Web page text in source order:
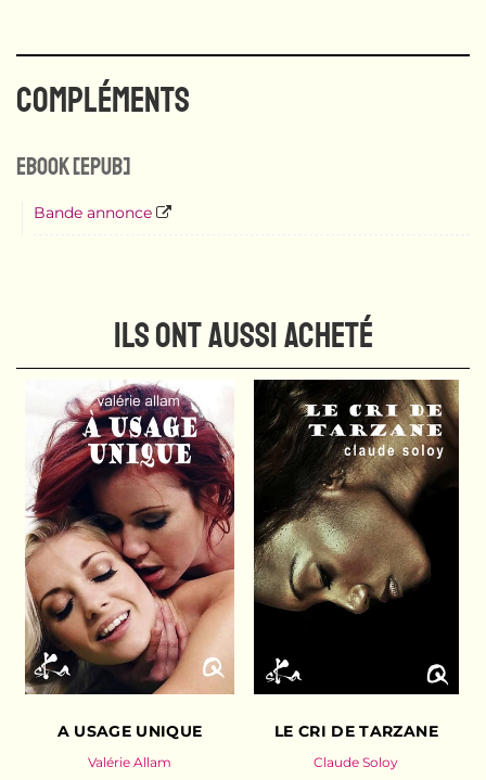
COMPLÉMENTS
eBook [ePub]
Bande annonce
ILS ONT AUSSI ACHETÉ
A USAGE UNIQUE
Valérie Allam
LE CRI DE TARZANE
Claude Soloy